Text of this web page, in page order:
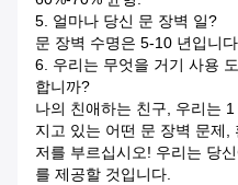
5. 얼마나 당신 문 장벽 일?
문 장벽 수명은 5-10 년입니
6. 우리는 무엇을 거기 사용
합니까?
나의 친애하는 친구, 우리는
지고 있는 어떤 문 장벽 문제,
저를 부르십시오! 우리는 당
를 제공할 것입니다.